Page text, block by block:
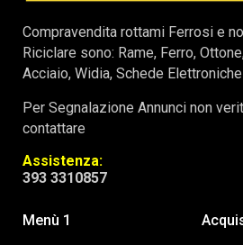
Compravendita rottami Ferrosi e
Riciclare sono: Rame, Ferro,
Acciaio, Widia, Schede
Per Segnalazione Annunci non
contattare
Assistenza:
393 3310857
Menù 1